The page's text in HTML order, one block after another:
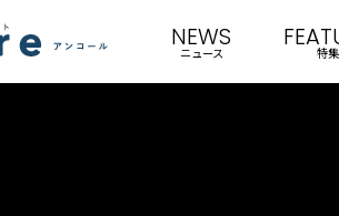
NEWS
ニュース 特集